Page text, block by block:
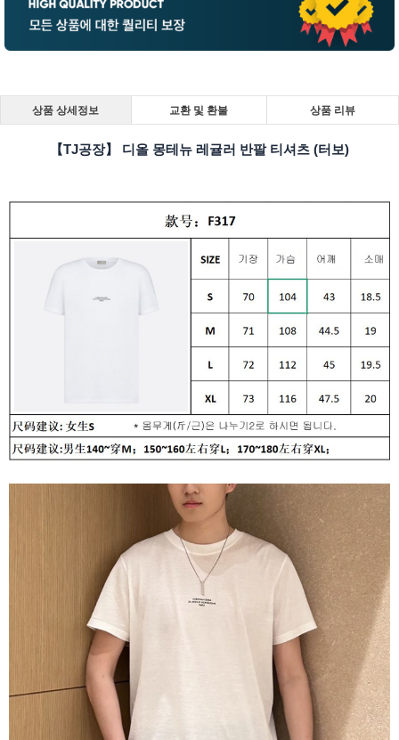
상품 상세정보 교환 및 환불 상품 리뷰
【TJ공장】 디올 몽테뉴 레귤러 반팔 티셔츠 (터보)